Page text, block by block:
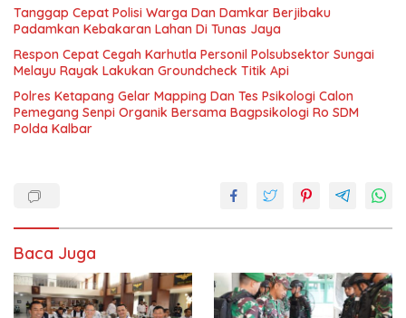
Tanggap Cepat Polisi Warga Dan Damkar Berjibaku
Padamkan Kebakaran Lahan Di Tunas Jaya
Respon Cepat Cegah Karhutla Personil Polsubsektor Sungai
Melayu Rayak Lakukan Groundcheck Titik Api
Polres Ketapang Gelar Mapping Dan Tes Psikologi Calon
Pemegang Senpi Organik Bersama Bagpsikologi Ro SDM
Polda Kalbar
Baca Juga